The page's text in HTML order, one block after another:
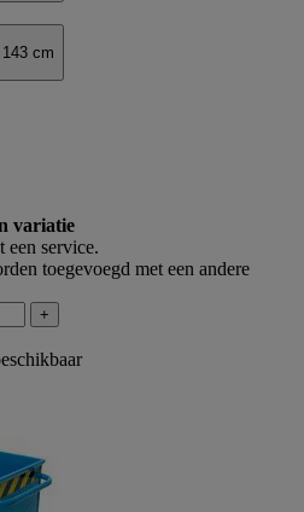
143 cm
variatie
een service.
toegevoegd met een andere
+